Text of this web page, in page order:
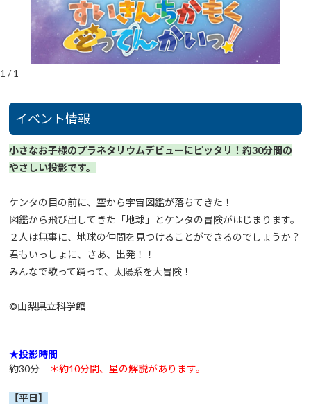
1 /1
イベント情報
小さなお子様のプラネタリウムデビューにピッタリ！約30分間の
やさしい投影です。
ケンタの目の前に、空から宇宙図鑑が落ちてきた！
図鑑から飛び出してきた「地球」とケンタの冒険がはじまります。
２人は無事に、地球の仲間を見つけることができるのでしょうか？
君もいっしょに、さあ、出発！！
みんなで歌って踊って、太陽系を大冒険！
©山梨県立科学館
★投影時間
約30分 ＊約10分間、星の解説があります。
【平日】